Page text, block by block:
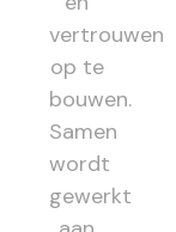
vertrouwen
op te
bouwen.
Samen
wordt
gewerkt